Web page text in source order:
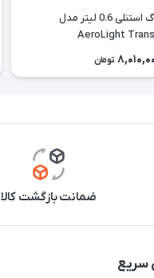
ماگ استنلی 0.6 لیتر مدل
AeroLight
تومان
ضمانت بازگشت کالا
سریع